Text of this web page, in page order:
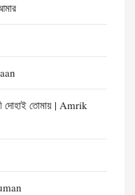
তোমায় | Amrik